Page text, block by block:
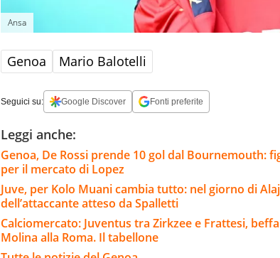
Ansa
Genoa Mario Balotelli
Seguici su: Google Discover Fonti preferite
Leggi anche:
Genoa, De Rossi prende 10 gol dal Bournemouth:
per il mercato di Lopez
Juve, per Kolo Muani cambia tutto: nel giorno di
dell’attaccante atteso da Spalletti
Calciomercato: Juventus tra Zirkzee e Frattesi,
Molina alla Roma. Il tabellone